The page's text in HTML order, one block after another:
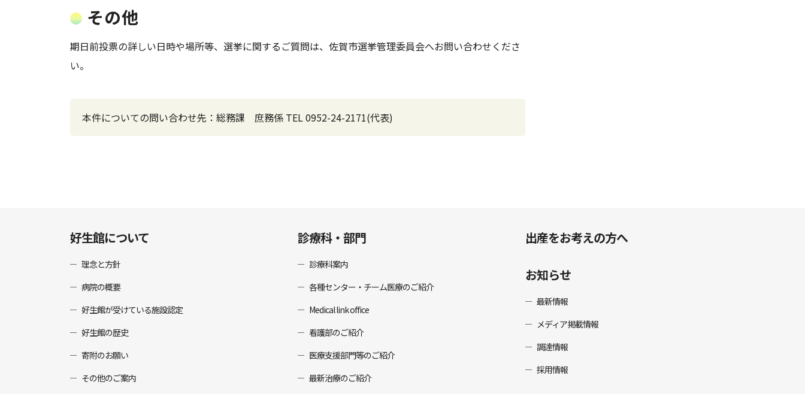
その他
期日前投票の詳しい日時や場所等、選挙に関するご質問は、佐賀市選挙管理委員会へお問い合わせくださ
い。
本件についての問い合わせ先：総務課 庶務係 TEL 0952-24-2171(代表)
好生館について
理念と方針
病院の概要
好生館が受けている施設認定
好生館の歴史
寄附のお願い
その他のご案内
診療科・部門
診療科案内
各種センター・チーム医療のご紹介
Medical link office
看護部のご紹介
医療支援部門等のご紹介
最新治療のご紹介
出産をお考えの方へ
お知らせ
最新情報
メディア掲載情報
調達情報
採用情報